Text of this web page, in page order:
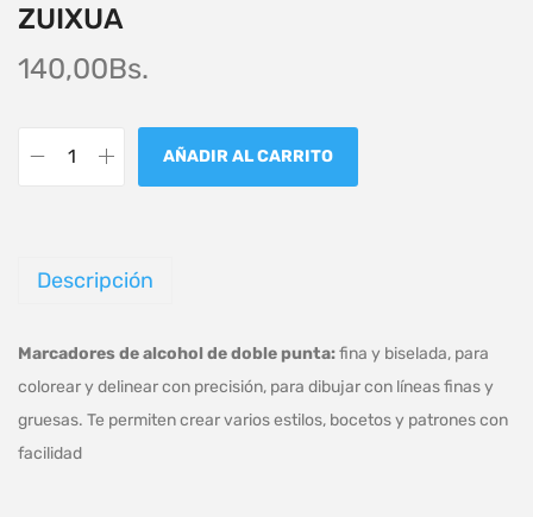
ZUIXUA
140,00Bs.
AÑADIR AL CARRITO
Descripción
Marcadores de alcohol de doble punta:fina y biselada, para
colorear y delinear con precisión, para dibujar con líneas finas y
gruesas. Te permiten crear varios estilos, bocetos y patrones con
facilidad